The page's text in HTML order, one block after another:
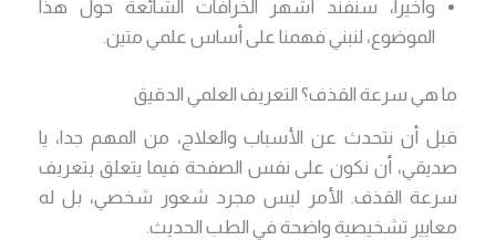
وأخيرا، سنفند أشهر الخرافات الشائعة حول هذا
الموضوع، لنبني فهمنا على أساس علمي متين.
ما هي سرعة القذف؟ التعريف العلمي الدقيق
قبل أن نتحدث عن الأسباب والعلاج، من المهم جدا، يا
صديقي، أن نكون على نفس الصفحة فيما يتعلق بتعريف
سرعة القذف. الأمر ليس مجرد شعور شخصي، بل له
معايير تشخيصية واضحة في الطب الحديث.